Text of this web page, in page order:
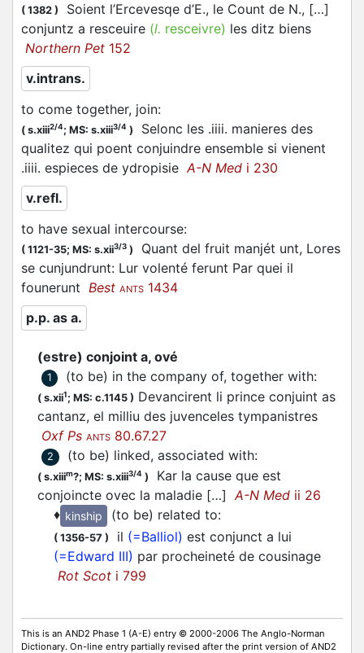
( 1382 )
Soient l’Ercevesqe d’E., le Count de N., […]
conjuntz a resceuire (l. resceivre) les ditz biens
Northern Pet 152
v.intrans.
to come together, join:
( s.xiii2/4; MS: s.xiii3/4 )
Selonc les .iiii. manieres des
qualitez qui poent conjuindre ensemble si vienent
.iiii. espieces de ydropisieA-N Med i 230
v.refl.
to have sexual intercourse:
( 1121-35; MS: s.xii3/3 )
Quant del fruit manjét unt, Lores
se cunjundrunt: Lur volenté ferunt Par quei il
founerunt Best ANTS 1434
p.p. as a.
(estre) conjoint a, ové
1 (to be) in the company of, together with:
( s.xii1; MS: c.1145 ) Devancirent li prince conjuint as
cantanz, el milliu des juvenceles tympanistres
Oxf Ps ANTS 80.67.27
2 (to be) linked, associated with:
( s.xiiim?; MS: s.xiii3/4 )
Kar la cause que est
conjoincte ovec la maladie […]A-N Med ii 26
♦ kinship (to be) related to:
( 1356-57 ) il (=Balliol) est conjunct a lui
(=Edward III) par procheineté de cousinage
Rot Scot i 799
This is an AND2 Phase 1 (A-E) entry © 2000-2006 The Anglo-Norman
Dictionary. On-line entry partially revised after the print version of AND2